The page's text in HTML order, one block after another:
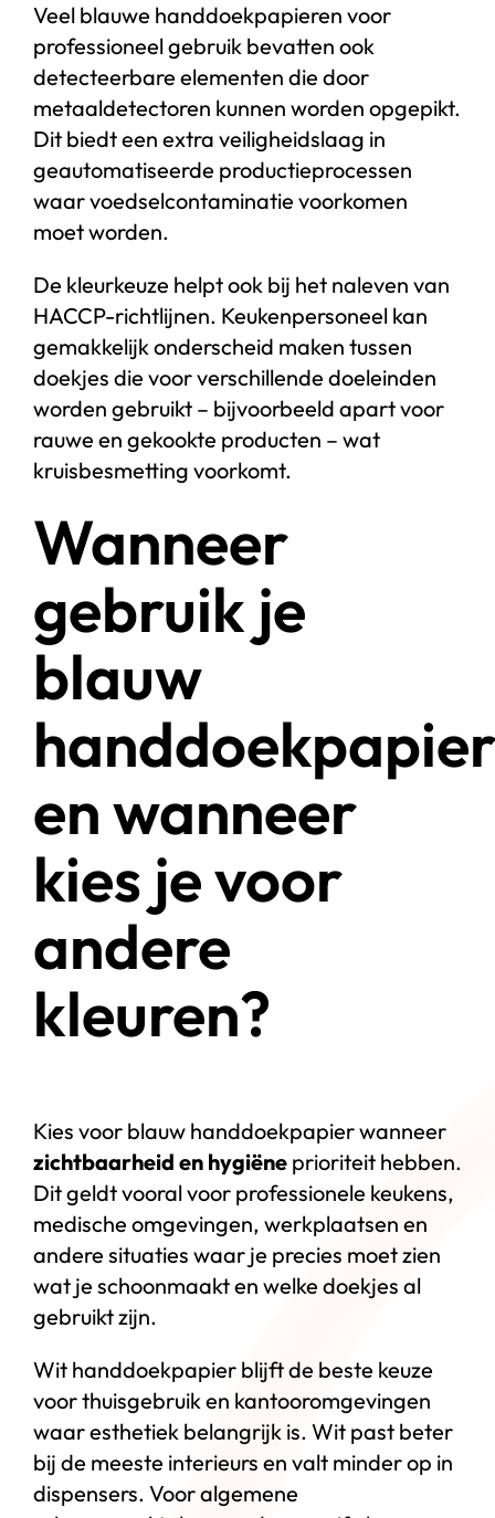
Veel blauwe handdoekpapieren voor
professioneel gebruik bevatten ook
detecteerbare elementen die door
metaaldetectoren kunnen worden opgepikt.
Dit biedt een extra veiligheidslaag in
geautomatiseerde productieprocessen
waar voedselcontaminatie voorkomen
moet worden.
De kleurkeuze helpt ook bij het naleven van
HACCP-richtlijnen. Keukenpersoneel kan
gemakkelijk onderscheid maken tussen
doekjes die voor verschillende doeleinden
worden gebruikt – bijvoorbeeld apart voor
rauwe en gekookte producten – wat
kruisbesmetting voorkomt.
Wanneer
gebruik je
blauw
handdoekpapier
en wanneer
kies je voor
andere
kleuren?
Kies voor blauw handdoekpapier wanneer
zichtbaarheid en hygiëneprioriteit hebben.
Dit geldt vooral voor professionele keukens,
medische omgevingen, werkplaatsen en
andere situaties waar je precies moet zien
wat je schoonmaakt en welke doekjes al
gebruikt zijn.
Wit handdoekpapier blijft de beste keuze
voor thuisgebruik en kantooromgevingen
waar esthetiek belangrijk is. Wit past beter
bij de meeste interieurs en valt minder op in
dispensers. Voor algemene